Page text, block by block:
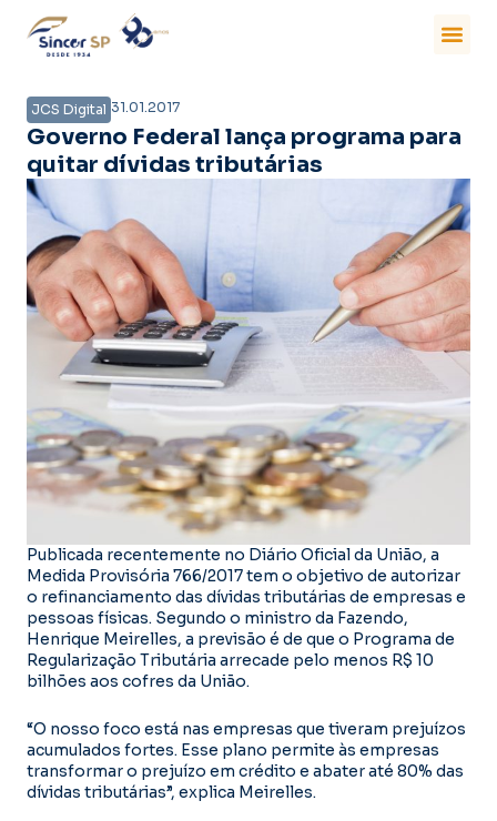
JCS Digital 31.01.2017
Governo Federal lança programa para
quitar dívidas tributárias
Publicada recentemente no Diário Oficial da União, a
Medida Provisória 766/2017 tem o objetivo de autorizar
o refinanciamento das dívidas tributárias de empresas e
pessoas físicas. Segundo o ministro da Fazendo,
Henrique Meirelles, a previsão é de que o Programa de
Regularização Tributária arrecade pelo menos R$ 10
bilhões aos cofres da União.
“O nosso foco está nas empresas que tiveram prejuízos
acumulados fortes. Esse plano permite às empresas
transformar o prejuízo em crédito e abater até 80% das
dívidas tributárias”, explica Meirelles.